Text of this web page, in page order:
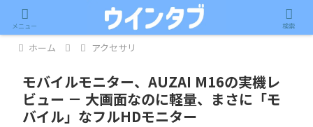
記事内に広告が含まれています。
ホーム アクセサリ
モバイルモニター、AUZAI M16の実機レ
ビュー － 大画面なのに軽量、まさに「モ
バイル」なフルHDモニター
メニュー 検索